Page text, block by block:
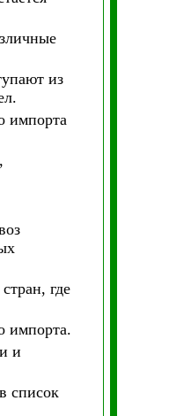
из
импорта
где
импорта.
и
список